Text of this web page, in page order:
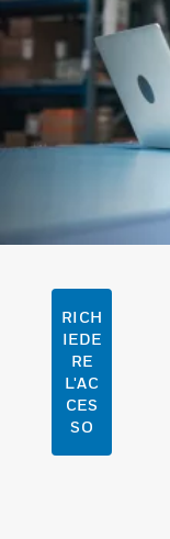
RICH
IEDE
RE
L'AC
CES
SO